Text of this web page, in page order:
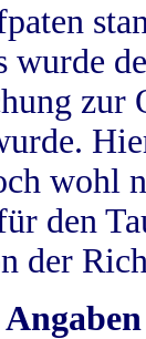
zur
wohl
den
der